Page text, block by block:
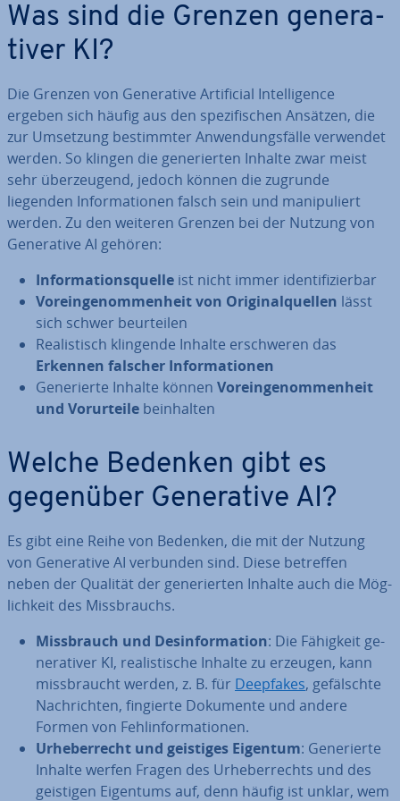
Was sind die Grenzen ge­ne­ra­
ti­ver KI?
Die Grenzen von Ge­ne­ra­ti­ve Ar­ti­fi­ci­al In­tel­li­gence
ergeben sich häufig aus den spe­zi­fi­schen Ansätzen, die
zur Umsetzung be­stimm­ter An­wen­dungs­fäl­le verwendet
werden. So klingen die ge­ne­rier­ten Inhalte zwar meist
sehr über­zeu­gend, jedoch können die zugrunde
liegenden In­for­ma­tio­nen falsch sein und ma­ni­pu­liert
werden. Zu den weiteren Grenzen bei der Nutzung von
Ge­ne­ra­ti­ve AI gehören:
In­for­ma­ti­ons­quel­le ist nicht immer iden­ti­fi­zier­bar
Vor­ein­ge­nom­men­heit von Ori­gi­nal­quel­len lässt
sich schwer be­ur­tei­len
Rea­lis­tisch klingende Inhalte er­schwe­ren das
Erkennen falscher In­for­ma­tio­nen
Ge­ne­rier­te Inhalte können Vor­ein­ge­nom­men­heit
und Vor­ur­tei­le be­inhal­ten
Welche Bedenken gibt es
gegenüber Ge­ne­ra­ti­ve AI?
Es gibt eine Reihe von Bedenken, die mit der Nutzung
von Ge­ne­ra­ti­ve AI verbunden sind. Diese betreffen
neben der Qualität der ge­ne­rier­ten Inhalte auch die Mög­
lich­keit des Miss­brauchs.
Miss­brauch und Des­in­for­ma­ti­on: Die Fähigkeit ge­
ne­ra­ti­ver KI, rea­lis­ti­sche Inhalte zu erzeugen, kann
miss­braucht werden, z. B. für Deepfakes, ge­fälsch­te
Nach­rich­ten, fingierte Dokumente und andere
Formen von Fehl­in­for­ma­tio­nen.
Ur­he­ber­recht und geistiges Eigentum: Ge­ne­rier­te
Inhalte werfen Fragen des Ur­he­ber­rechts und des
geistigen Eigentums auf, denn häufig ist unklar, wem